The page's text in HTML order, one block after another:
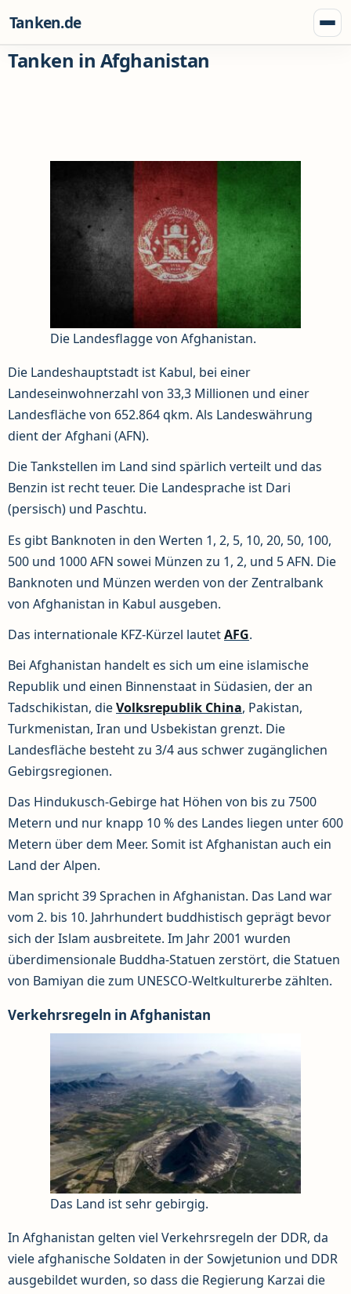
Tanken.de
Tanken in Afghanistan
Die Landesflagge von Afghanistan.
Die Landeshauptstadt ist Kabul, bei einer
Landeseinwohnerzahl von 33,3 Millionen und einer
Landesfläche von 652.864 qkm. Als Landeswährung
dient der Afghani (AFN).
Die Tankstellen im Land sind spärlich verteilt und das
Benzin ist recht teuer. Die Landesprache ist Dari
(persisch) und Paschtu.
Es gibt Banknoten in den Werten 1, 2, 5, 10, 20, 50, 100,
500 und 1000 AFN sowei Münzen zu 1, 2, und 5 AFN. Die
Banknoten und Münzen werden von der Zentralbank
von Afghanistan in Kabul ausgeben.
Das internationale KFZ-Kürzel lautetAFG.
Bei Afghanistan handelt es sich um eine islamische
Republik und einen Binnenstaat in Südasien, der an
Tadschikistan, dieVolksrepublik China, Pakistan,
Turkmenistan, Iran und Usbekistan grenzt. Die
Landesfläche besteht zu 3/4 aus schwer zugänglichen
Gebirgsregionen.
Das Hindukusch-Gebirge hat Höhen von bis zu 7500
Metern und nur knapp 10 % des Landes liegen unter 600
Metern über dem Meer. Somit ist Afghanistan auch ein
Land der Alpen.
Man spricht 39 Sprachen in Afghanistan. Das Land war
vom 2. bis 10. Jahrhundert buddhistisch geprägt bevor
sich der Islam ausbreitete. Im Jahr 2001 wurden
überdimensionale Buddha-Statuen zerstört, die Statuen
von Bamiyan die zum UNESCO-Weltkulturerbe zählten.
Verkehrsregeln in Afghanistan
Das Land ist sehr gebirgig.
In Afghanistan gelten viel Verkehrsregeln der DDR, da
viele afghanische Soldaten in der Sowjetunion und DDR
ausgebildet wurden, so dass die Regierung Karzai die